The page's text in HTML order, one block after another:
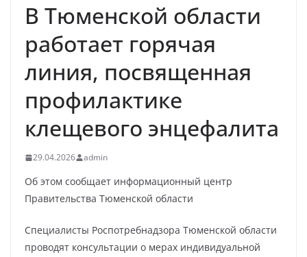
В Тюменской области
работает горячая
линия, посвященная
профилактике
клещевого энцефалита
29.04.2026 admin
Об этом сообщает информационный центр
Правительства Тюменской области
Специалисты Роспотребнадзора Тюменской области
проводят консультации о мерах индивидуальной